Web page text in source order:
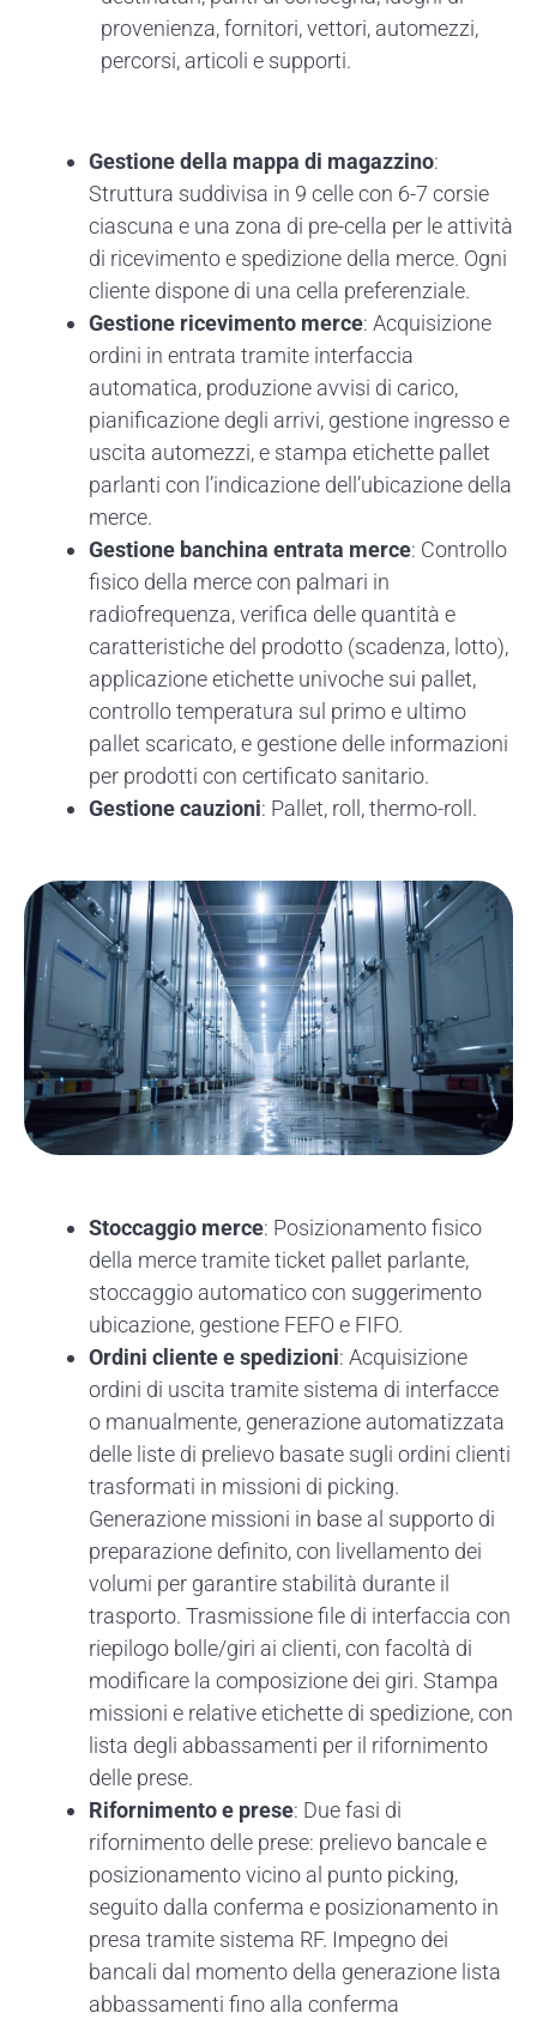
provenienza, fornitori, vettori, automezzi,
percorsi, articoli e supporti.
Gestione della mappa di magazzino:
Struttura suddivisa in 9 celle con 6-7 corsie
ciascuna e una zona di pre-cella per le attività
di ricevimento e spedizione della merce. Ogni
cliente dispone di una cella preferenziale.
Gestione ricevimento merce: Acquisizione
ordini in entrata tramite interfaccia
automatica, produzione avvisi di carico,
pianificazione degli arrivi, gestione ingresso e
uscita automezzi, e stampa etichette pallet
parlanti con l’indicazione dell’ubicazione della
merce.
Gestione banchina entrata merce: Controllo
fisico della merce con palmari in
radiofrequenza, verifica delle quantità e
caratteristiche del prodotto (scadenza, lotto),
applicazione etichette univoche sui pallet,
controllo temperatura sul primo e ultimo
pallet scaricato, e gestione delle informazioni
per prodotti con certificato sanitario.
Gestione cauzioni: Pallet, roll, thermo-roll.
Stoccaggio merce: Posizionamento fisico
della merce tramite ticket pallet parlante,
stoccaggio automatico con suggerimento
ubicazione, gestione FEFO e FIFO.
Ordini cliente e spedizioni: Acquisizione
ordini di uscita tramite sistema di interfacce
o manualmente, generazione automatizzata
delle liste di prelievo basate sugli ordini clienti
trasformati in missioni di picking.
Generazione missioni in base al supporto di
preparazione definito, con livellamento dei
volumi per garantire stabilità durante il
trasporto. Trasmissione file di interfaccia con
riepilogo bolle/giri ai clienti, con facoltà di
modificare la composizione dei giri. Stampa
missioni e relative etichette di spedizione, con
lista degli abbassamenti per il rifornimento
delle prese.
Rifornimento e prese: Due fasi di
rifornimento delle prese: prelievo bancale e
posizionamento vicino al punto picking,
seguito dalla conferma e posizionamento in
presa tramite sistema RF. Impegno dei
bancali dal momento della generazione lista
abbassamenti fino alla conferma